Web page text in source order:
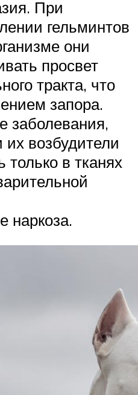
При
гельминтов
они
просвет
тракта, что
запора.
заболевания,
возбудители
в тканях
наркоза.